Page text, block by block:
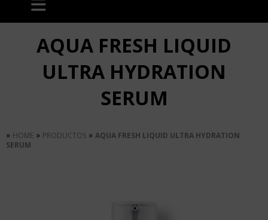
AQUA FRESH LIQUID
ULTRA HYDRATION
SERUM
» HOME » PRODUCTOS » AQUA FRESH LIQUID ULTRA HYDRATION
SERUM